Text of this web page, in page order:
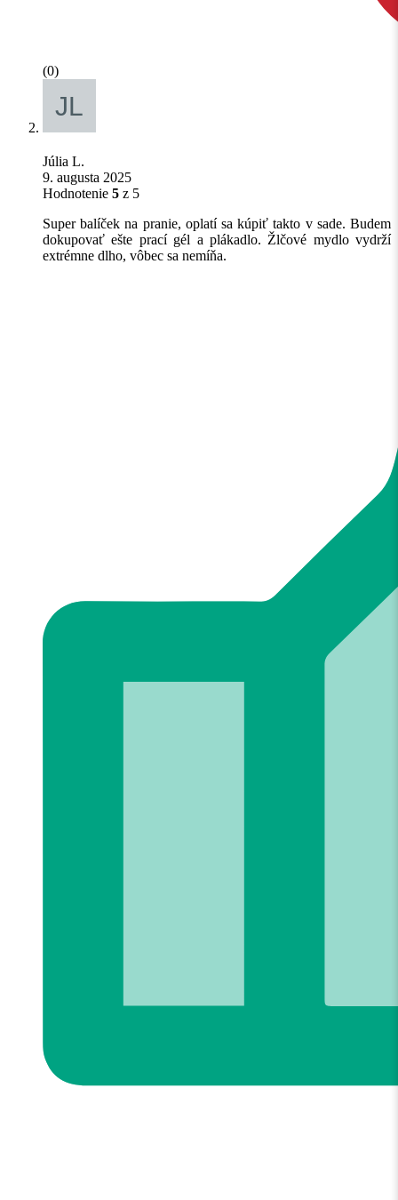
(0)
Júlia L.
9. augusta 2025
Hodnotenie 5 z 5
Super balíček na pranie, oplatí sa kúpiť takto v sade. Budem
dokupovať ešte prací gél a plákadlo. Žlčové mydlo vydrží
extrémne dlho, vôbec sa nemíňa.